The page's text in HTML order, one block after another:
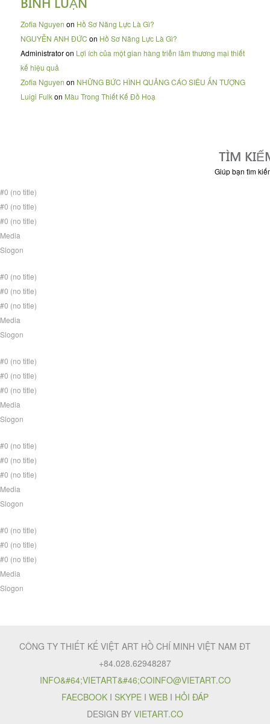
Zofia Nguyen on Hồ Sơ Năng Lực Là Gì?
NGUYỄN ANH ĐỨC on Hồ Sơ Năng Lực Là Gì?
Administratoron Lợi ích của một gian hàng triễn lãm thương mại thiết
kế hiệu quả
Zofia Nguyen on NHỮNG BỨC HÌNH QUẢNG CÁO SIÊU ẤN TƯỢNG
Luigi Fulkon Màu Trong Thiết Kế Đồ Hoạ
TÌM
Giúp bạn tìm
#0 (no title)
#0 (no title)
#0 (no title)
Media
Slogon
#0 (no title)
#0 (no title)
#0 (no title)
Media
Slogon
#0 (no title)
#0 (no title)
#0 (no title)
Media
Slogon
#0 (no title)
#0 (no title)
#0 (no title)
Media
Slogon
#0 (no title)
#0 (no title)
#0 (no title)
Media
Slogon
CÔNG TY THIẾT KẾ VIỆT ART HỒ CHÍ MINH VIỆT NAM ĐT
+84.028.62948287
INFO&#64;VIETART&#46;COINFO@VIETART.CO
FAECBOOK I SKYPE I WEB I HỎI ĐÁP
DESIGN BY VIETART.CO